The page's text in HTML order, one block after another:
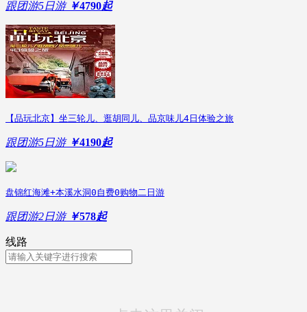
跟团游5日游 ￥4790起
【品玩北京】坐三轮儿、逛胡同儿、品京味儿4日体验之旅
跟团游5日游 ￥4190起
盘锦红海滩+本溪水洞0自费0购物二日游
跟团游2日游 ￥578起
线路